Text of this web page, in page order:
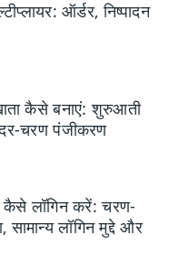
ऑर्डर, निष्पादन
कैसे बनाएं: शुरुआती
चरण पंजीकरण
लॉगिन करें: चरण-
सामान्य लॉगिन मुद्दे और